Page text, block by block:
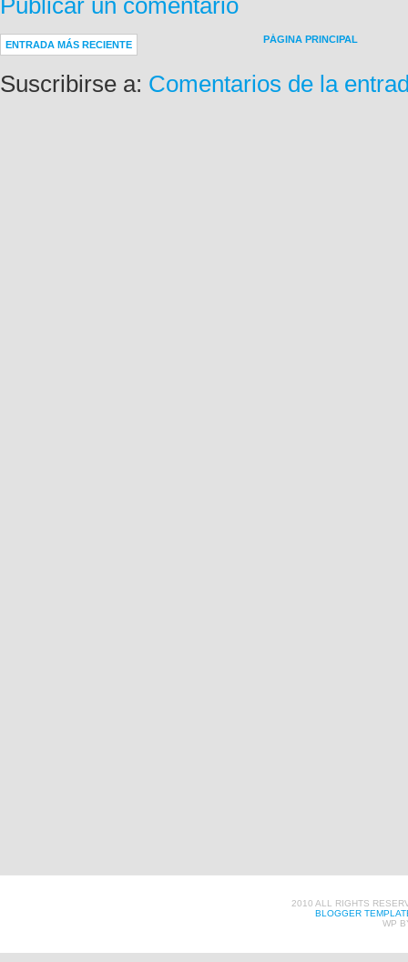
Publicar un comentario
ENTRADA MÁS RECIENTE PÁGINA PRINCIPAL
Suscribirse a: Comentarios de la
2010 ALL RIGHTS
BLOGGER
WP